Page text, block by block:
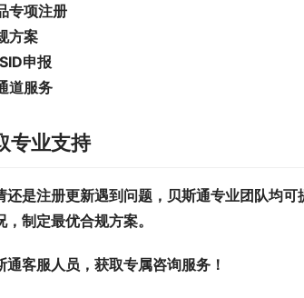
专项注册
方案
申报
道服务
专业支持
还是注册更新遇到问题，贝斯通专业团队均可
制定最优合规方案。
客服人员，获取专属咨询服务！